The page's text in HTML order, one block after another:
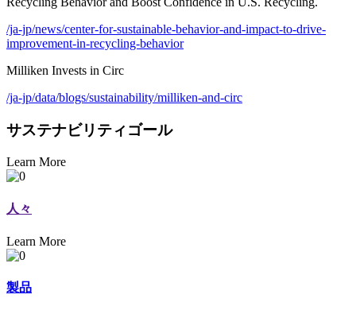
/ja-jp/news/center-for-sustainable-behavior-and-impact-to-drive-
improvement-in-recycling-behavior
Milliken Invests in Circ
/ja-jp/data/blogs/sustainability/milliken-and-circ
サステナビリティゴール
Learn More
人々
Learn More
製品